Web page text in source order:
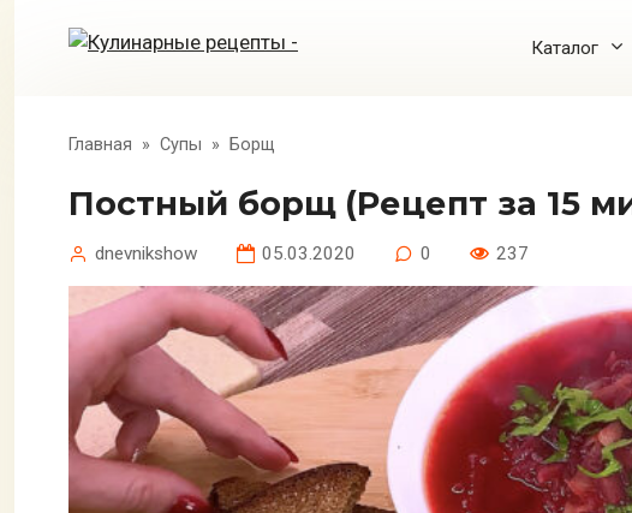
Каталог
Главная » Супы » Борщ
Постный борщ (Рецепт за 15
dnevnikshow 05.03.2020 0 237